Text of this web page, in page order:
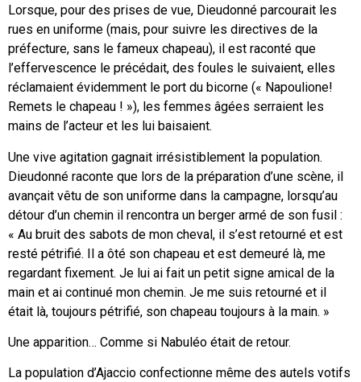
Lorsque, pour des prises de vue, Dieudonné parcourait les
rues en uniforme (mais, pour suivre les directives de la
préfecture, sans le fameux chapeau), il est raconté que
l’effervescence le précédait, des foules le suivaient, elles
réclamaient évidemment le port du bicorne (« Napoulione!
Remets le chapeau ! »), les femmes âgées serraient les
mains de l’acteur et les lui baisaient.
Une vive agitation gagnait irrésistiblement la population.
Dieudonné raconte que lors de la préparation d’une scène, il
avançait vêtu de son uniforme dans la campagne, lorsqu’au
détour d’un chemin il rencontra un berger armé de son fusil :
« Au bruit des sabots de mon cheval, il s’est retourné et est
resté pétrifié. Il a ôté son chapeau et est demeuré là, me
regardant fixement. Je lui ai fait un petit signe amical de la
main et ai continué mon chemin. Je me suis retourné et il
était là, toujours pétrifié, son chapeau toujours à la main. »
Une apparition… Comme si Nabuléo était de retour.
La population d’Ajaccio confectionne même des autels votifs